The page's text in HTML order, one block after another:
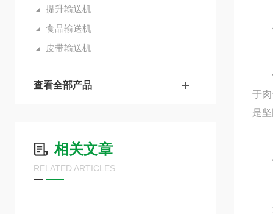
提升输送机
食品输送机
皮带输送机
查看全部产品
相关文章
RELATED ARTICLES
小
于
是
1